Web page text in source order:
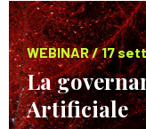
WEBINAR / 17
La
Artificiale